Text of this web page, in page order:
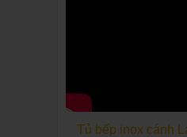
Tủ bếp inox cánh